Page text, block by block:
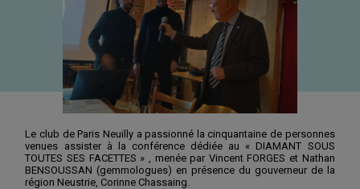
Le club de Paris Neuilly a passionné la cinquantaine de personnes
venues assister à la conférence dédiée au « DIAMANT SOUS
TOUTES SES FACETTES » , menée par Vincent FORGES et Nathan
BENSOUSSAN (gemmologues) en présence du gouverneur de la
région Neustrie, Corinne Chassaing.